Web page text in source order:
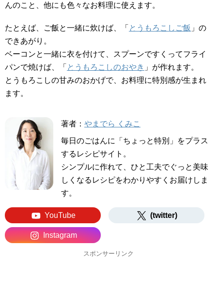
んのこと、他にも色々なお料理に使えます。
たとえば、ご飯と一緒に炊けば、「 とうもろこしご飯 」の
できあがり。
ベーコンと一緒に衣を付けて、スプーンですくってフライ
パンで焼けば、「 とうもろこしのおやき 」が作れます。
とうもろこしの甘みのおかげで、お料理に特別感が生まれ
ます。
著者： やまでら くみこ
毎日のごはんに「ちょっと特別」をプラス
するレシピサイト。
シンプルに作れて、ひと工夫でぐっと美味
しくなるレシピをわかりやすくお届けしま
す。
YouTube (twitter)
Instagram
スポンサーリンク